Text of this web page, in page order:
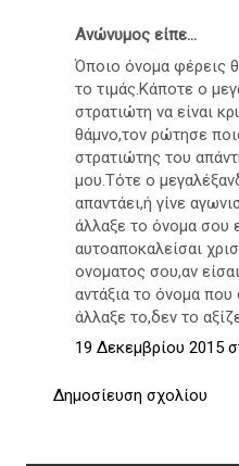
Ανώνυμος είπε...
Όποιο όνομα φέρεις
το τιμάς.Κάποτε ο
στρατιώτη να είναι
θάμνο,τον ρώτησε
στρατιώτης του
μου.Τότε ο
απαντάει,ή γίνε
άλλαξε το όνομα σου
αυτοαποκαλείσαι
ονοματος σου,αν
αντάξια το όνομα
άλλαξε το,δεν το
19 Δεκεμβρίου 2015
Δημοσίευση σχολίου